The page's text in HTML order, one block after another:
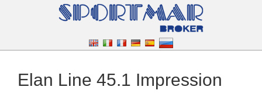
Elan Line 45.1 Impression